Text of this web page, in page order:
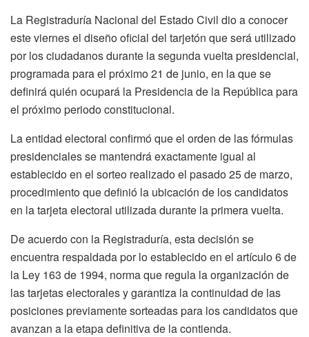
La Registraduría Nacional del Estado Civil dio a conocer
este viernes el diseño oficial del tarjetón que será utilizado
por los ciudadanos durante la segunda vuelta presidencial,
programada para el próximo 21 de junio, en la que se
definirá quién ocupará la Presidencia de la República para
el próximo periodo constitucional.
La entidad electoral confirmó que el orden de las fórmulas
presidenciales se mantendrá exactamente igual al
establecido en el sorteo realizado el pasado 25 de marzo,
procedimiento que definió la ubicación de los candidatos
en la tarjeta electoral utilizada durante la primera vuelta.
De acuerdo con la Registraduría, esta decisión se
encuentra respaldada por lo establecido en el artículo 6 de
la Ley 163 de 1994, norma que regula la organización de
las tarjetas electorales y garantiza la continuidad de las
posiciones previamente sorteadas para los candidatos que
avanzan a la etapa definitiva de la contienda.